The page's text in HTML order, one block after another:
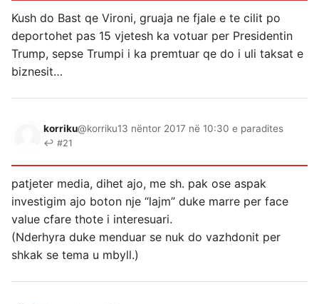
Kush do Bast qe Vironi, gruaja ne fjale e te cilit po
deportohet pas 15 vjetesh ka votuar per Presidentin
Trump, sepse Trumpi i ka premtuar qe do i uli taksat e
biznesit…
korriku@korriku13 nëntor 2017 në 10:30 e paradites
↩ #21
patjeter media, dihet ajo, me sh. pak ose aspak
investigim ajo boton nje “lajm” duke marre per face
value cfare thote i interesuari.
(Nderhyra duke menduar se nuk do vazhdonit per
shkak se tema u mbyll.)